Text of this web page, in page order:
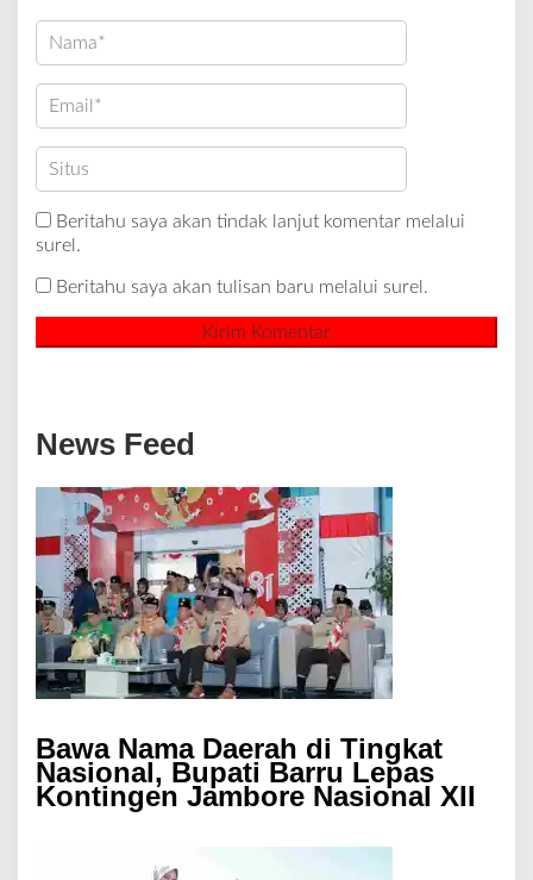
Beritahu saya akan tindak lanjut komentar melalui
surel.
Beritahu saya akan tulisan baru melalui surel.
News Feed
Bawa Nama Daerah di Tingkat
Nasional, Bupati Barru Lepas
Kontingen Jambore Nasional XII